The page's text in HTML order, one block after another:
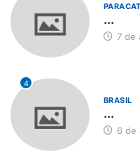
...
7 de
4
BRASIL
...
6 de